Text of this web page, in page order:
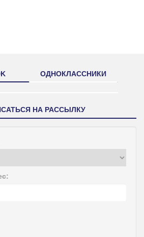
ОДНОКЛАССНИКИ
НА РАССЫЛКУ